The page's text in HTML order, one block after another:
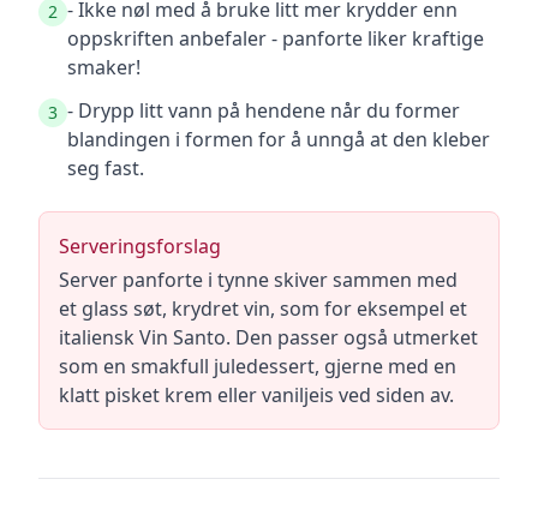
2 - Ikke nøl med å bruke litt mer krydder enn
oppskriften anbefaler - panforte liker kraftige
smaker!
3 - Drypp litt vann på hendene når du former
blandingen i formen for å unngå at den kleber
seg fast.
Serveringsforslag
Server panforte i tynne skiver sammen med
et glass søt, krydret vin, som for eksempel et
italiensk Vin Santo. Den passer også utmerket
som en smakfull juledessert, gjerne med en
klatt pisket krem eller vaniljeis ved siden av.